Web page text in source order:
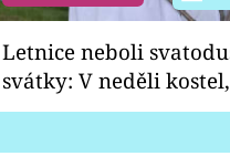
Letnice neboli
svátky: V neděli
pondělí zábava